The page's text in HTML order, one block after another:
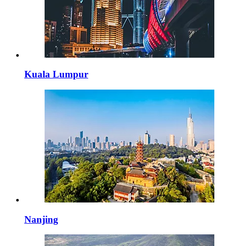
Kuala Lumpur
Nanjing